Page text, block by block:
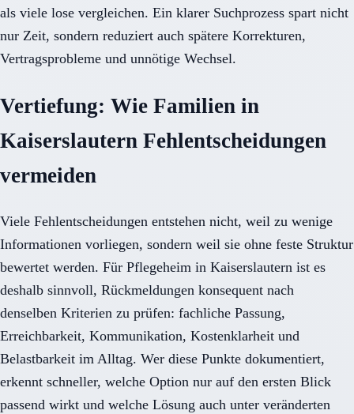
als viele lose vergleichen. Ein klarer Suchprozess spart nicht
nur Zeit, sondern reduziert auch spätere Korrekturen,
Vertragsprobleme und unnötige Wechsel.
Vertiefung: Wie Familien in
Kaiserslautern Fehlentscheidungen
vermeiden
Viele Fehlentscheidungen entstehen nicht, weil zu wenige
Informationen vorliegen, sondern weil sie ohne feste Struktur
bewertet werden. Für Pflegeheim in Kaiserslautern ist es
deshalb sinnvoll, Rückmeldungen konsequent nach
denselben Kriterien zu prüfen: fachliche Passung,
Erreichbarkeit, Kommunikation, Kostenklarheit und
Belastbarkeit im Alltag. Wer diese Punkte dokumentiert,
erkennt schneller, welche Option nur auf den ersten Blick
passend wirkt und welche Lösung auch unter veränderten